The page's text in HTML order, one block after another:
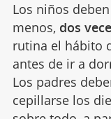
Los niños deben
menos, dos
rutina el hábito
antes de ir a
Los padres
cepillarse los